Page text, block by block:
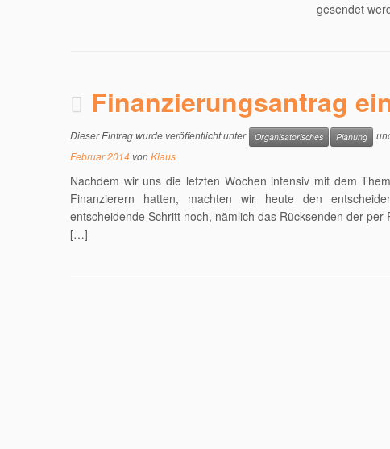
gesendet
Finanzierungsantrag
Dieser Eintrag wurde veröffentlicht unter Organisatorisches Planung
Februar 2014 vonKlaus
Nachdem wir uns die letzten Wochen intensiv mit dem
Finanzierern hatten, machten wir heute den
entscheidende Schritt noch, nämlich das Rücksenden der
[…]